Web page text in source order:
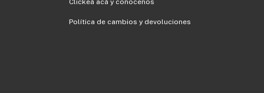
Clickeá acá y conocenos
Política de cambios y devoluciones